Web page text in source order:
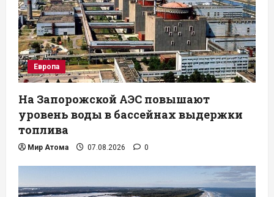
Европа
На Запорожской АЭС повышают
уровень воды в бассейнах выдержки
топлива
Мир Атома 07.08.2026 0